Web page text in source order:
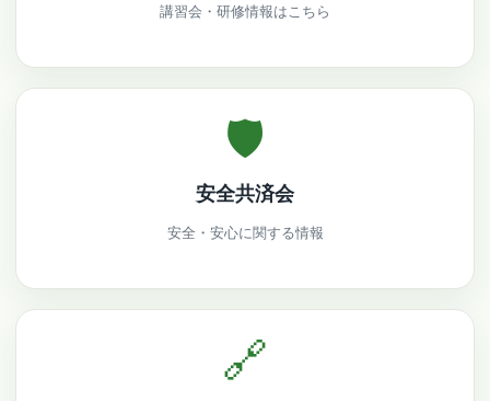
講習会・研修情報はこちら
🛡
安全共済会
安全・安心に関する情報
🔗